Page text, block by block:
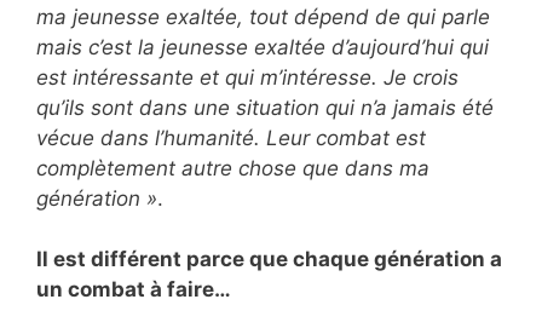
ma jeunesse exaltée, tout dépend de qui parle
mais c’est la jeunesse exaltée d’aujourd’hui qui
est intéressante et qui m’intéresse. Je crois
qu’ils sont dans une situation qui n’a jamais été
vécue dans l’humanité. Leur combat est
complètement autre chose que dans ma
génération ».
Il est différent parce que chaque génération a
un combat à faire…